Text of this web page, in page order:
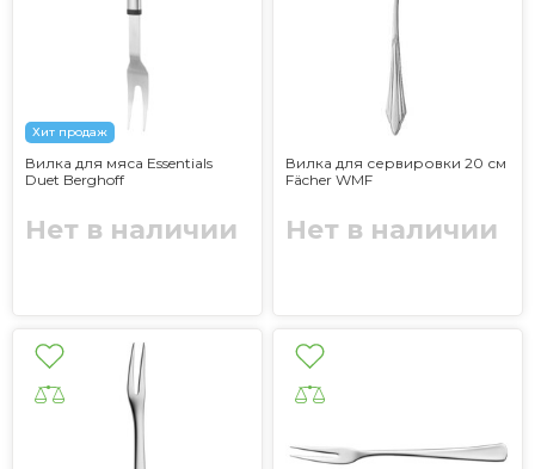
Хит продаж
Вилка для мяса Essentials
Duet Berghoff
Нет в наличии
Вилка для сервировки 20 см
Fächer WMF
Нет в наличии